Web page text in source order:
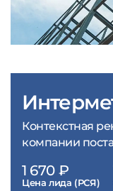
Контекстная
компании
1 670 ₽
Цена лида (РСЯ)